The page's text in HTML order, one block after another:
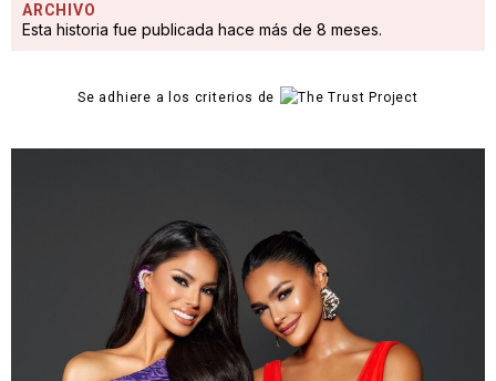
ARCHIVO
Esta historia fue publicada hace más de 8 meses.
Se adhiere a los criterios de